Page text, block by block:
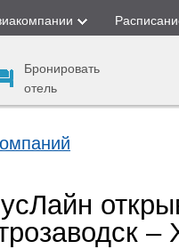
Бронировать
отель
–